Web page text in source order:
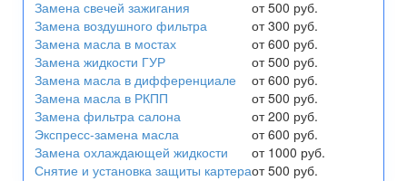
Замена свечей зажигания
от 500 руб.
Замена воздушного фильтра
от 300 руб.
Замена масла в мостах
от 600 руб.
Замена жидкости ГУР
от 500 руб.
Замена масла в дифференциале
от 600 руб.
Замена масла в РКПП
от 500 руб.
Замена фильтра салона
от 200 руб.
Экспресс-замена масла
от 600 руб.
Замена охлаждающей жидкости
от 1000 руб.
Снятие и установка защиты картераот 500 руб.